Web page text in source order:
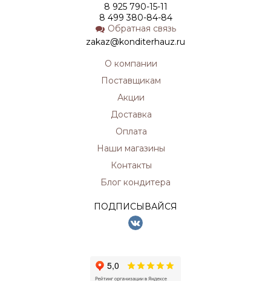
8 925 790-15-11
8 499 380-84-84
Обратная связь
zakaz@konditerhauz.ru
О компании
Поставщикам
Акции
Доставка
Оплата
Наши магазины
Контакты
Блог кондитера
ПОДПИСЫВАЙСЯ